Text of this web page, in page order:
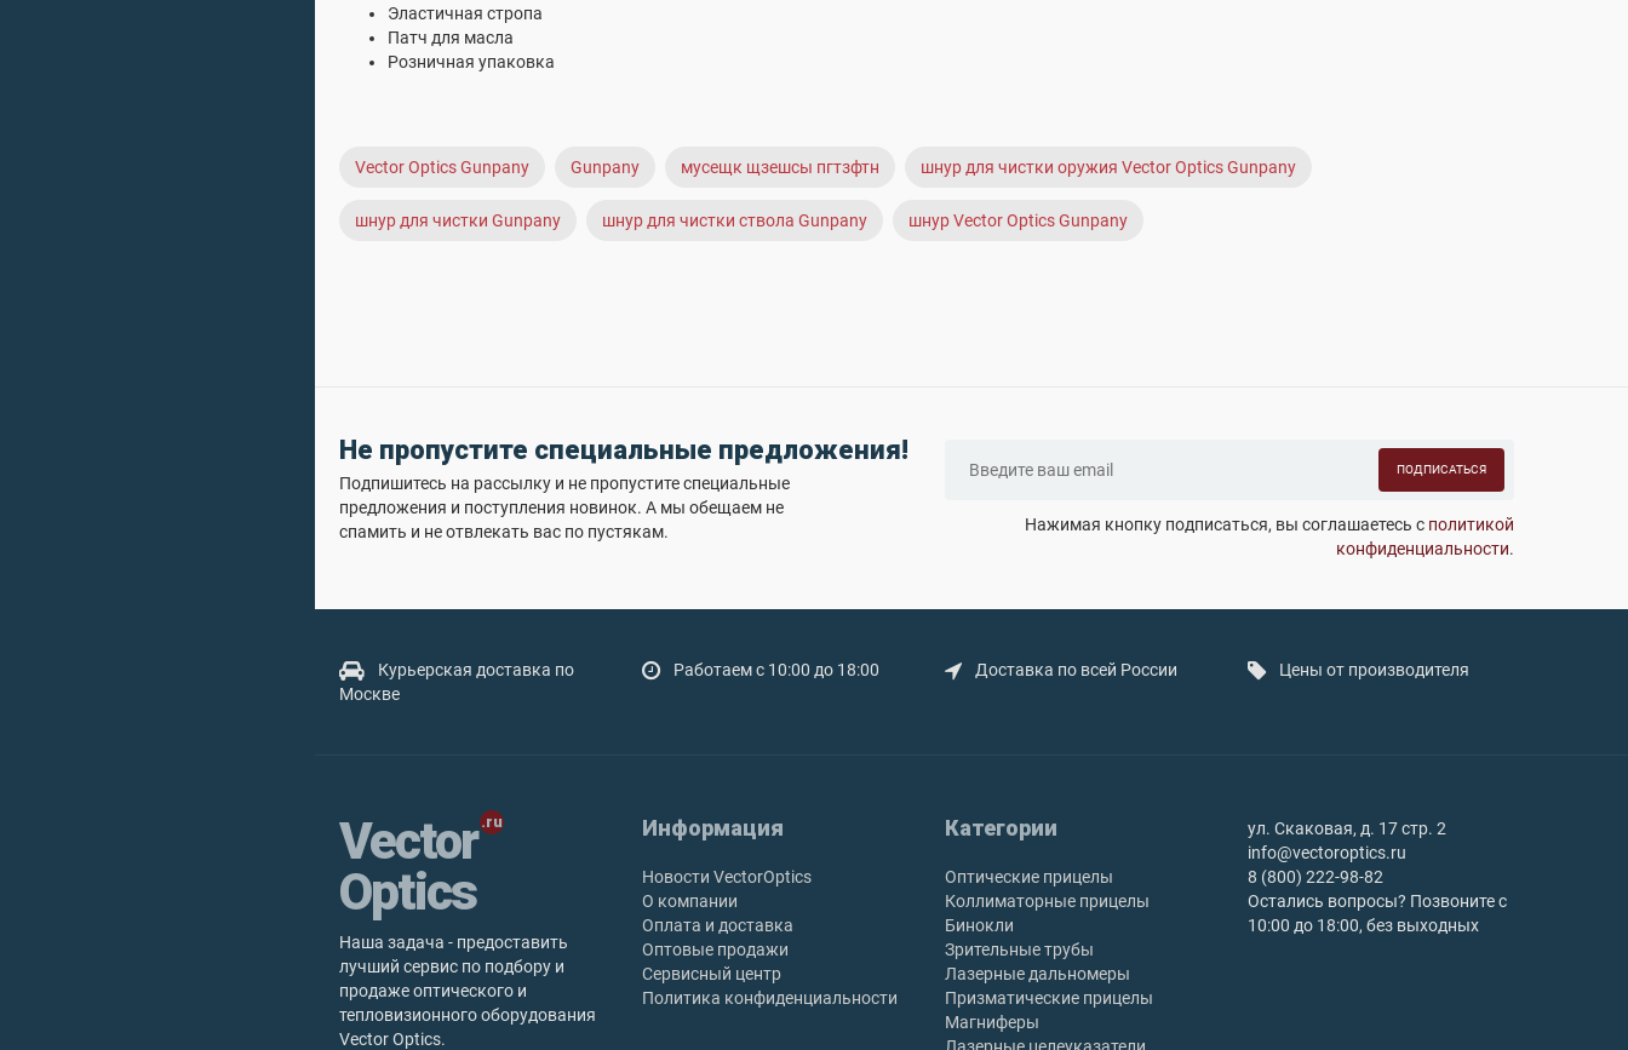
Эластичная стропа
Патч для масла
Розничная упаковка
Vector Optics Gunpany Gunpany мусещк щзешсы пгтзфтн шнур для чистки оружия Vector Optics Gunpany
шнур для чистки Gunpany шнур для чистки ствола Gunpany шнур Vector Optics Gunpany
Не пропустите специальные предложения!
Подпишитесь на рассылку и не пропустите специальные
предложения и поступления новинок. А мы обещаем не
спамить и не отвлекать вас по пустякам.
ПОДПИСАТЬСЯ
Нажимая кнопку подписаться, вы соглашаетесь с политикой
конфиденциальности.
Курьерская доставка по
Москве
Работаем с 10:00 до 18:00 Доставка по всей России Цены от производителя
Vector
Optics
Наша задача - предоставить
лучший сервис по подбору и
продаже оптического и
тепловизионного оборудования
Vector Optics.
Информация
Новости VectorOptics
О компании
Оплата и доставка
Оптовые продажи
Сервисный центр
Политика конфиденциальности
Категории
Оптические прицелы
Коллиматорные прицелы
Бинокли
Зрительные трубы
Лазерные дальномеры
Призматические прицелы
Магниферы
ул. Скаковая, д. 17 стр. 2
info@vectoroptics.ru
8 (800) 222-98-82
Остались вопросы? Позвоните с
10:00 до 18:00, без выходных